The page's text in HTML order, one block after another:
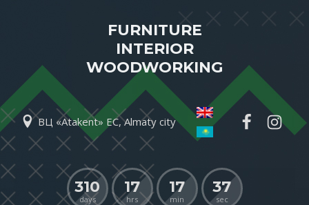
FURNITURE
INTERIOR
WOODWORKING
ВЦ «Atakent» EC, Almaty city
310
days
17
hrs
17
min
37
sec